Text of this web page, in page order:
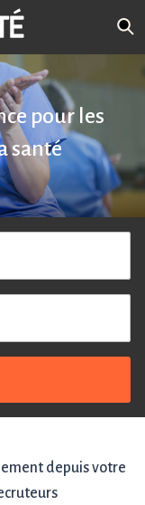
pour les
santé
depuis votre